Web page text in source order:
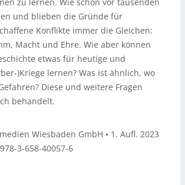
und blieben die Gründe für
Konflikte immer die Gleichen:
Macht und Ehre. Wie aber können
etwas für heutige und
)Kriege lernen? Was ist ähnlich, wo
Diese und weitere Fragen
behandelt.
Wiesbaden GmbH • 1. Aufl. 2023
978-3-658-40057-6